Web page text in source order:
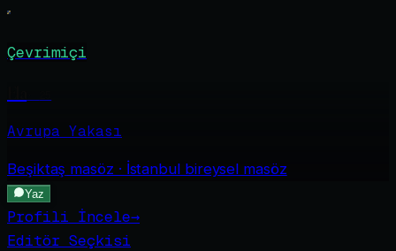
Çevrimiçi
Avrupa Yakası
Beşiktaş masöz · İstanbul bireysel masöz
Yaz
Profili İncele→
Editör Seçkisi